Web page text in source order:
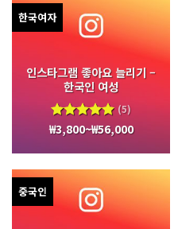
한국여자
인스타그램 좋아요 늘리기 –
한국인 여성
5 중에서
5.00
평가됨
(5)
₩3,800~₩56,000
중국인